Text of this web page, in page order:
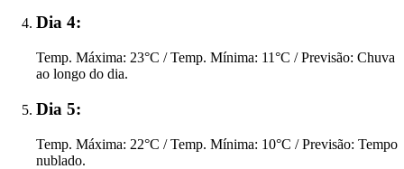
Dia 4:
Temp. Máxima: 23°C / Temp. Mínima: 11°C / Previsão: Chuva
ao longo do dia.
Dia 5:
Temp. Máxima: 22°C / Temp. Mínima: 10°C / Previsão: Tempo
nublado.